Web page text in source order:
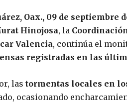
Oax., 09 de septiembre
Hinojosa, la
Valencia, continúa el
registradas en las
las tormentas locales en
ocasionando